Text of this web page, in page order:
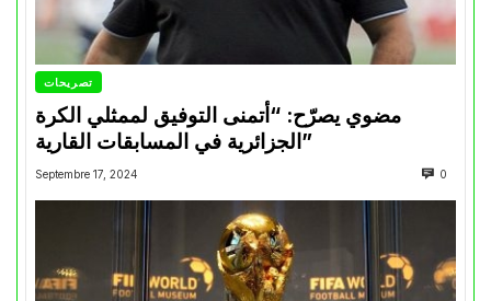
تصريحات
مضوي يصرّح: “أتمنى التوفيق لممثلي الكرة
الجزائرية في المسابقات القارية”
Septembre 17, 2024 0